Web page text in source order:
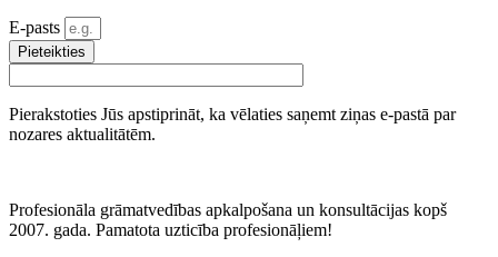
E-pasts
Pieteikties
Pierakstoties Jūs apstiprināt, ka vēlaties saņemt ziņas e-pastā par
nozares aktualitātēm.
Profesionāla grāmatvedības apkalpošana un konsultācijas kopš
2007. gada. Pamatota uzticība profesionāļiem!